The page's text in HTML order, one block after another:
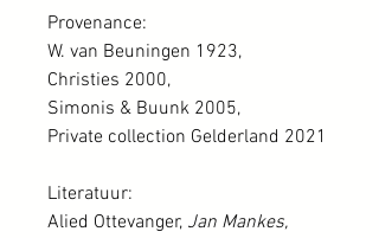
Provenance:
W. van Beuningen 1923,
Christies 2000,
Simonis & Buunk 2005,
Private collection Gelderland 2021
Literatuur:
Alied Ottevanger, Jan Mankes,